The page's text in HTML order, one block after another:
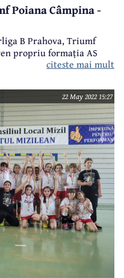
Poiana Câmpina -
B Prahova, Triumf
propriu formația AS
citeste mai mult
22 May 2022 15:27